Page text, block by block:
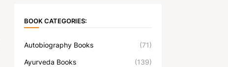
BOOK CATEGORIES:
Autobiography Books (71)
Ayurveda Books (139)